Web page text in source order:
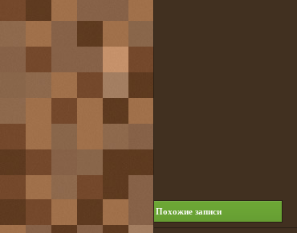
Похожие записи